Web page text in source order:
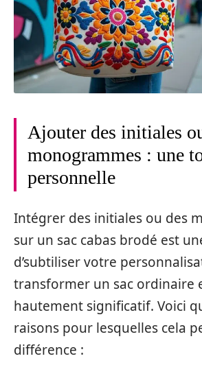
Ajouter des initiales
monogrammes : une
personnelle
Intégrer des initiales ou des
sur un sac cabas brodé est
d’subtiliser votre
transformer un sac ordinaire
hautement significatif. Voici
raisons pour lesquelles cela
différence :